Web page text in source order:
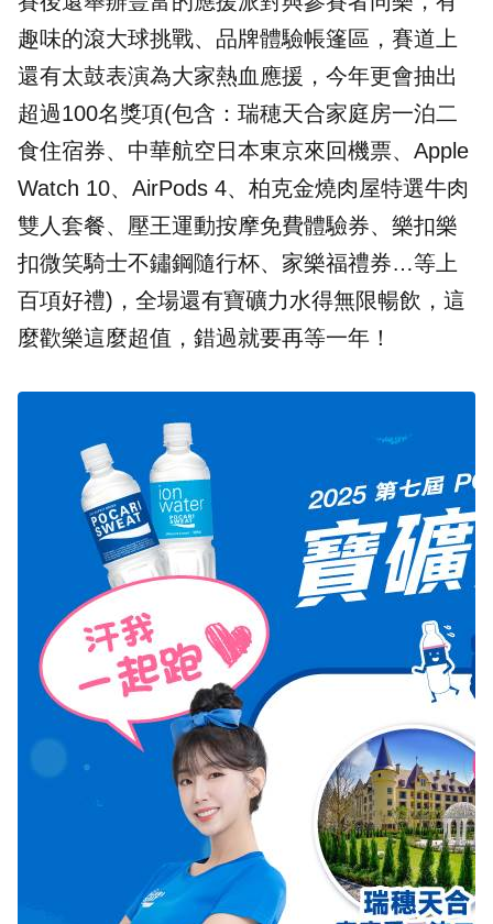
趣味的滾大球挑戰、品牌體驗帳篷區，賽道上
還有太鼓表演為大家熱血應援，今年更會抽出
超過100名獎項(包含：瑞穂天合家庭房一泊二
食住宿券、中華航空日本東京來回機票、Apple
Watch 10、AirPods 4、柏克金燒肉屋特選牛肉
雙人套餐、壓王運動按摩免費體驗券、樂扣樂
扣微笑騎士不鏽鋼隨行杯、家樂福禮券…等上
百項好禮)，全場還有寶礦力水得無限暢飲，這
麼歡樂這麼超值，錯過就要再等一年！